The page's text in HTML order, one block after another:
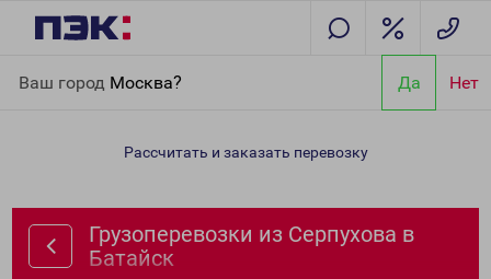
Ваш город Москва? Да Нет
Батайск
Рассчитать и заказать перевозку
Грузоперевозки из Серпухова в
Батайск